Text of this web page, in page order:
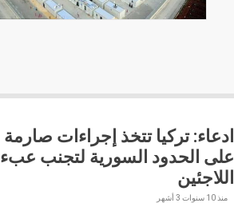
ادعاء: تركيا تتخذ إجراءات صارمة
على الحدود السورية لتجنب عبء
اللاجئين
منذ 10 سنوات 3 أشهر